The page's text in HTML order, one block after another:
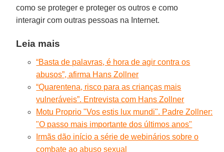
como se proteger e proteger os outros e como
interagir com outras pessoas na Internet.
Leia mais
“Basta de palavras, é hora de agir contra os
abusos”, afirma Hans Zollner
“Quarentena, risco para as crianças mais
vulneráveis”. Entrevista com Hans Zollner
Motu Proprio "Vos estis lux mundi". Padre Zollner:
"O passo mais importante dos últimos anos"
Irmãs dão início a série de webinários sobre o
combate ao abuso sexual